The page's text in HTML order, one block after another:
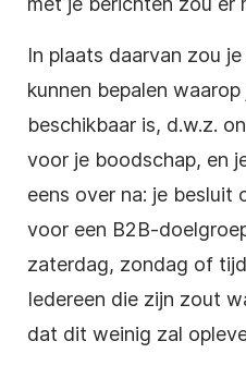
In plaats daarvan zou
kunnen bepalen
beschikbaar is, d.w.z.
voor je boodschap, en
eens over na: je besluit
voor een B2B-
zaterdag, zondag of
Iedereen die zijn zout
dat dit weinig zal